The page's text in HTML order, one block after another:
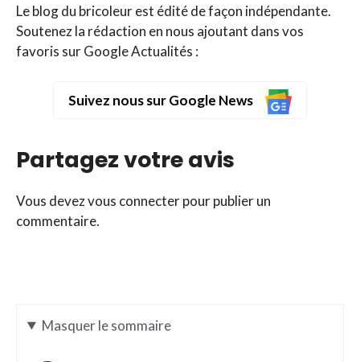
Le blog du bricoleur est édité de façon indépendante.
Soutenez la rédaction en nous ajoutant dans vos
favoris sur Google Actualités :
Suivez nous sur Google News
Partagez votre avis
Vous devezvous connecterpour publier un
commentaire.
Masquerle sommaire